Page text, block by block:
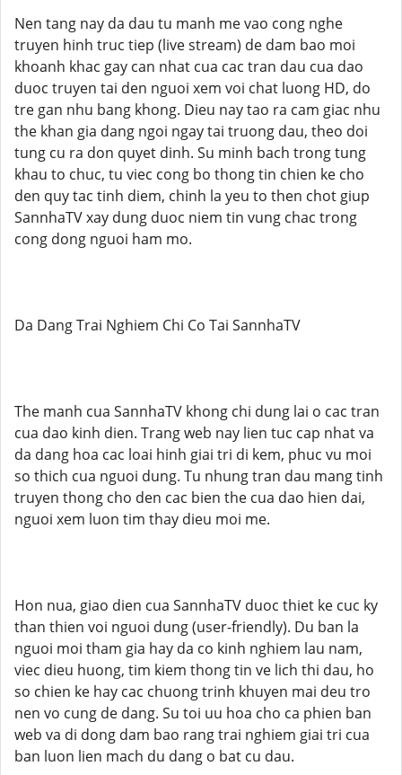
Nen tang nay da dau tu manh me vao cong nghe
truyen hinh truc tiep (live stream) de dam bao moi
khoanh khac gay can nhat cua cac tran dau cua dao
duoc truyen tai den nguoi xem voi chat luong HD, do
tre gan nhu bang khong. Dieu nay tao ra cam giac nhu
the khan gia dang ngoi ngay tai truong dau, theo doi
tung cu ra don quyet dinh. Su minh bach trong tung
khau to chuc, tu viec cong bo thong tin chien ke cho
den quy tac tinh diem, chinh la yeu to then chot giup
SannhaTV xay dung duoc niem tin vung chac trong
cong dong nguoi ham mo.
Da Dang Trai Nghiem Chi Co Tai SannhaTV
The manh cua SannhaTV khong chi dung lai o cac tran
cua dao kinh dien. Trang web nay lien tuc cap nhat va
da dang hoa cac loai hinh giai tri di kem, phuc vu moi
so thich cua nguoi dung. Tu nhung tran dau mang tinh
truyen thong cho den cac bien the cua dao hien dai,
nguoi xem luon tim thay dieu moi me.
Hon nua, giao dien cua SannhaTV duoc thiet ke cuc ky
than thien voi nguoi dung (user-friendly). Du ban la
nguoi moi tham gia hay da co kinh nghiem lau nam,
viec dieu huong, tim kiem thong tin ve lich thi dau, ho
so chien ke hay cac chuong trinh khuyen mai deu tro
nen vo cung de dang. Su toi uu hoa cho ca phien ban
web va di dong dam bao rang trai nghiem giai tri cua
ban luon lien mach du dang o bat cu dau.